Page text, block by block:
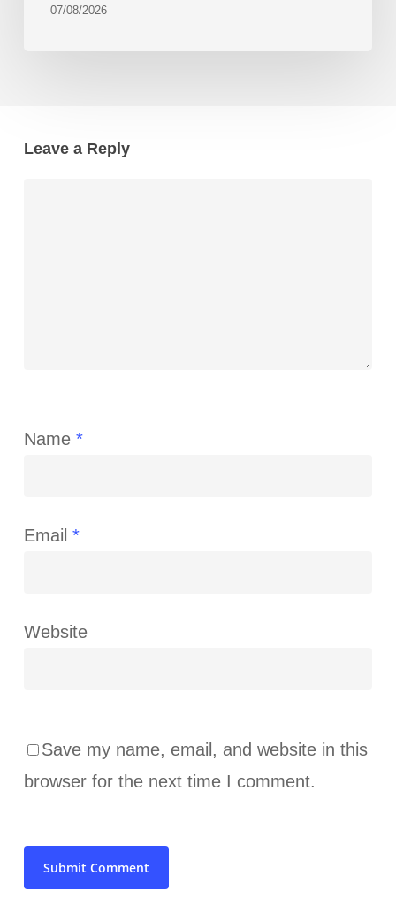
07/08/2026
Leave a Reply
Name *
Email *
Website
Save my name, email, and website in this
browser for the next time I comment.